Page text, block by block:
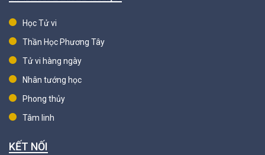
Học Tử vi
Thần Học Phương Tây
Tử vi hàng ngày
Nhân tướng học
Phong thủy
Tâm linh
KẾT NỐI